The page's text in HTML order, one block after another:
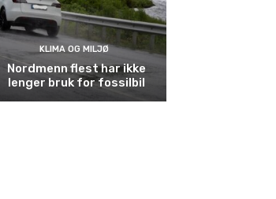
KLIMA OG MILJØ
Nordmenn flest har ikke
lenger bruk for fossilbil